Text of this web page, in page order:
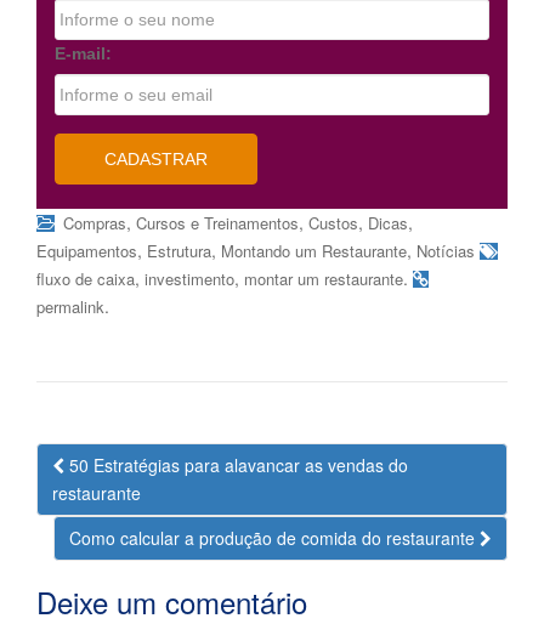
E-mail:
CADASTRAR
Compras, Cursos e Treinamentos, Custos, Dicas,
Equipamentos, Estrutura, Montando um Restaurante, Notícias
fluxo de caixa, investimento, montar um restaurante.
permalink.
Navegação
da
Postagem
50 Estratégias para alavancar as vendas do
restaurante
Como calcular a produção de comida do restaurante
Deixe um comentário